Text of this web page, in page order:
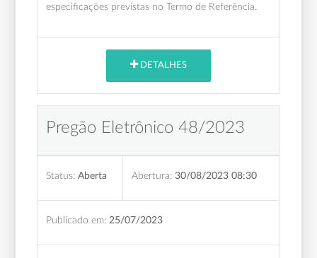
especificações previstas no Termo de Referência.
DETALHES
Pregão Eletrônico 48/2023
Status: Aberta Abertura: 30/08/2023 08:30
Publicado em: 25/07/2023